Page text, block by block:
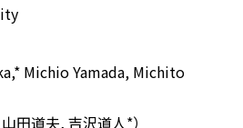
Michio Yamada, Michito
田道夫, 吉沢道人*）